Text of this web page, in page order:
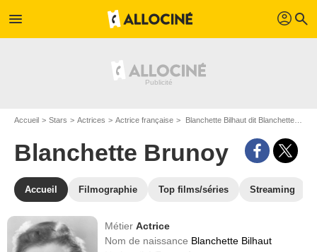
menu profil search
Accueil Stars Actrices Actrice française Blanchette Bilhaut dit Blanchette Brunoy
Blanchette Brunoy
Accueil Filmographie Top films/séries Streaming
MétierActrice
Nom de naissance Blanchette Bilhaut